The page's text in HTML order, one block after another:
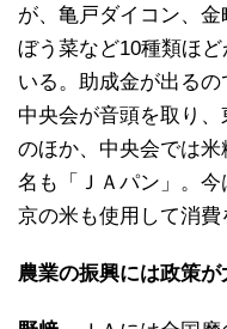
が、亀戸ダイコン、
ぼう菜など10種類ほ
いる。助成金が出るの
中央会が音頭を取り
のほか、中央会では
名も「ＪＡパン」。
京の米も使用して消費
農業の振興には政策が